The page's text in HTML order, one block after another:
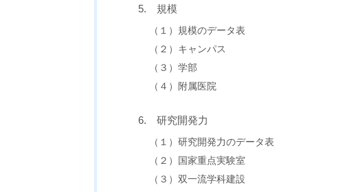
5. 規模
（１）規模のデータ表
（２）キャンパス
（３）学部
（４）附属医院
6. 研究開発力
（１）研究開発力のデータ表
（２）国家重点実験室
（３）双一流学科建設